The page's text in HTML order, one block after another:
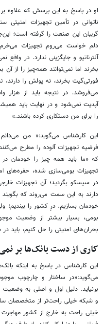
او در پاسخ به این پرسش که علاوه
ناتوانی در تأمین تجهیزات امنیتی
گریبان این صنعت را گرفته است؛
دلم خواست می‌روم تجهیزات
آلترناتیو و جایگزینی ندارد. در
بخرند اما نمی‌توانند همه‌چیز را از
فورتی‌گیت بخرند، نه پولش را
می‌فروشد. در نتیجه باید از هزار
آپدیت نمی‌شود و در نهایت باید
را برای من دستکاری کرده باشند.»
این کارشناس می‌گوید:« من
فرضیه تجهیزات آلوده را مطرح
که «ما باید همه چیز را خودمان
تجهیزات بومی‌سازی شده، حفره‌های
در سیسکو بگردید؛ آن تجهیزات
دارند به این سمت می‌روند که
خودمان بسازیم. درِ کشور را
بومی، بسیار بیشتر از وضعیت
بحران‌های امنیتی را حل کنیم، باید
کاری از دست بانک‌ها بر
این کارشناس در پاسخ به اینکه
می‌گوید:«در ساختار و چارچوب
برنیاید. دلیل اول و اصلی به
و شبکه خیلی راحت‌تر از متخصصان سایر
خیلی راحت به خارج از کشور